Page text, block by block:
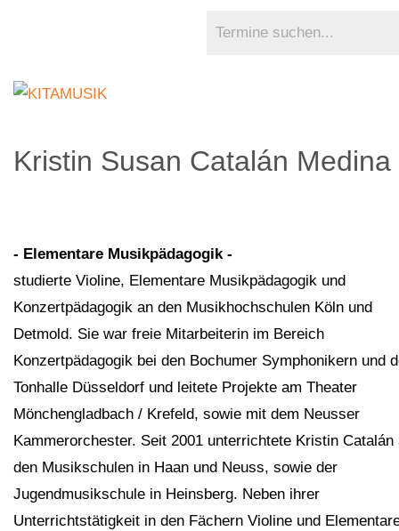
Kristin Susan Catalán Medina
- Elementare Musikpädagogik -
studierte Violine, Elementare Musikpädagogik und
Konzertpädagogik an den Musikhochschulen Köln und
Detmold. Sie war freie Mitarbeiterin im Bereich
Konzertpädagogik bei den Bochumer Symphonikern und
Tonhalle Düsseldorf und leitete Projekte am Theater
Mönchengladbach / Krefeld, sowie mit dem Neusser
Kammerorchester. Seit 2001 unterrichtete Kristin Catalán
den Musikschulen in Haan und Neuss, sowie der
Jugendmusikschule in Heinsberg. Neben ihrer
Unterrichtstätigkeit in den Fächern Violine und